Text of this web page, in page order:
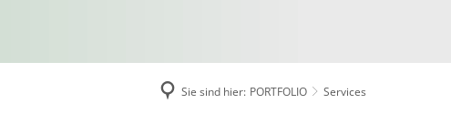
Sie sind hier: PORTFOLIO Services